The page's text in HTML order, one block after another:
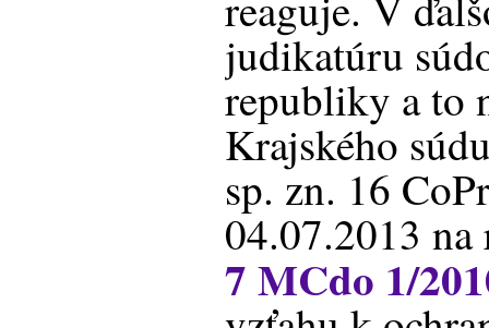
judikatúru
republiky a to
Krajského
sp. zn. 16
04.07.2013
7 MCdo 1/